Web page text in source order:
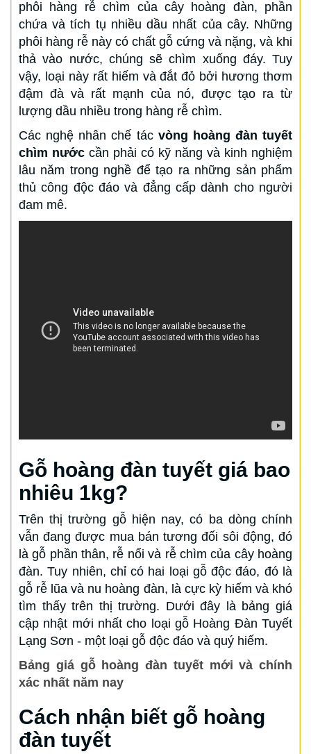
phôi hàng rễ chìm của cây hoàng đàn, phần
chứa và tích tụ nhiều dầu nhất của cây. Những
phôi hàng rễ này có chất gỗ cứng và nặng, và khi
thả vào nước, chúng sẽ chìm xuống đáy. Tuy
vậy, loại này rất hiếm và đắt đỏ bởi hương thơm
đậm đà và rất mạnh của nó, được tạo ra từ
lượng dầu nhiều trong hàng rễ chìm.
Các nghệ nhân chế tác vòng hoàng đàn tuyết
chìm nước cần phải có kỹ năng và kinh nghiệm
lâu năm trong nghề để tạo ra những sản phẩm
thủ công độc đáo và đẳng cấp dành cho người
đam mê.
Gỗ hoàng đàn tuyết giá bao
nhiêu 1kg?
Trên thị trường gỗ hiện nay, có ba dòng chính
vẫn đang được mua bán tương đối sôi động, đó
là gỗ phần thân, rễ nổi và rễ chìm của cây hoàng
đàn. Tuy nhiên, chỉ có hai loại gỗ độc đáo, đó là
gỗ rễ lũa và nu hoàng đàn, là cực kỳ hiếm và khó
tìm thấy trên thị trường. Dưới đây là bảng giá
cập nhật mới nhất cho loại gỗ Hoàng Đàn Tuyết
Lạng Sơn - một loại gỗ độc đáo và quý hiếm.
Bảng giá gỗ hoàng đàn tuyết mới và chính
xác nhất năm nay
Cách nhận biết gỗ hoàng
đàn tuyết